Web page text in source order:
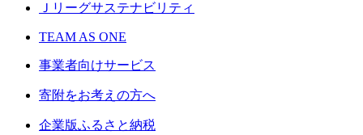
Ｊリーグサステナビリティ
TEAM AS ONE
事業者向けサービス
寄附をお考えの方へ
企業版ふるさと納税